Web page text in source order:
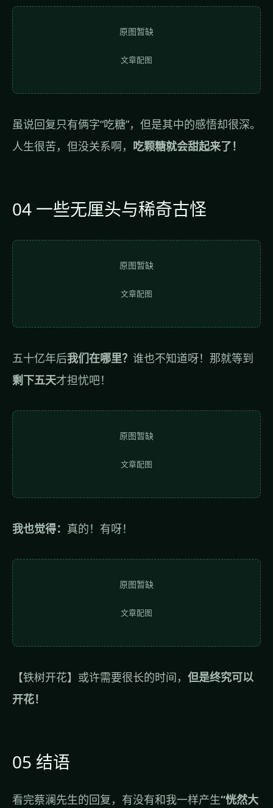
原图暂缺
文章配图
虽说回复只有俩字“吃糖”，但是其中的感悟却很深。
人生很苦，但没关系啊， 吃颗糖就会甜起来了！
04 一些无厘头与稀奇古怪
原图暂缺
文章配图
五十亿年后我们在哪里？ 谁也不知道呀！那就等到
剩下五天才担忧吧！
原图暂缺
文章配图
我也觉得： 真的！有呀！
原图暂缺
文章配图
【铁树开花】或许需要很长的时间， 但是终究可以
开花！
05 结语
看完蔡澜先生的回复，有没有和我一样产生“恍然大